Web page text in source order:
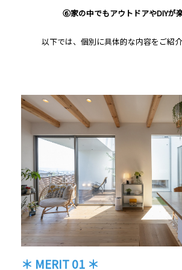
⑥家の中でもアウトドアやDIYが
以下では、個別に具体的な内容をご紹介
＊ MERIT 01 ＊